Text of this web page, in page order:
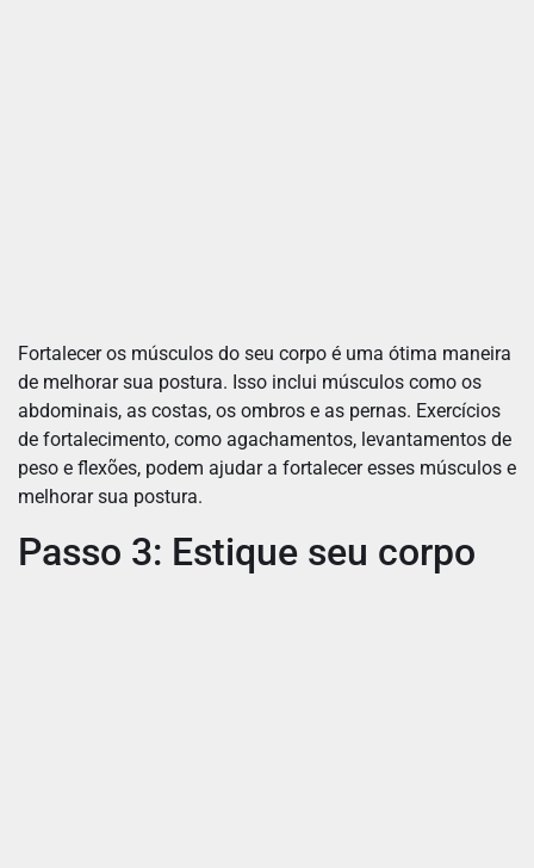
Fortalecer os músculos do seu corpo é uma ótima maneira
de melhorar sua postura. Isso inclui músculos como os
abdominais, as costas, os ombros e as pernas. Exercícios
de fortalecimento, como agachamentos, levantamentos de
peso e flexões, podem ajudar a fortalecer esses músculos e
melhorar sua postura.
Passo 3: Estique seu corpo